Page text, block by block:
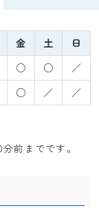
金 土
日
○ ○
／
○ ／
／
前までです。